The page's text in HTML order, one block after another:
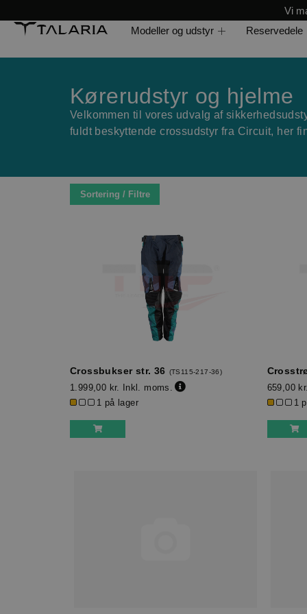
Vi
Modeller og udstyr
Reservedele
Kørerudstyr og hjelme
Velkommen til vores udvalg af
fuldt beskyttende crossudstyr fra Circuit, her
Sortering / Filtre
Crossbukser str. 36 (TS115-217-36)
1.999,00 kr.
Inkl. moms.
1 på lager
659,00 kr.
1